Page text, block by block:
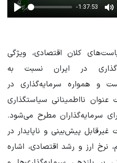
Play
-1:37:53
کلان اقتصادی، ویژگی
در ایران نسبت به
و همواره سرمایه‌گذاری در
نااطمینانی سیاستگذاری
سرمایه‌گذاران مطرح می‌شود.
غیرقابل پیش‌بینی و ناپایدار در
نرخ ارز و رشد اقتصادی، اشاره